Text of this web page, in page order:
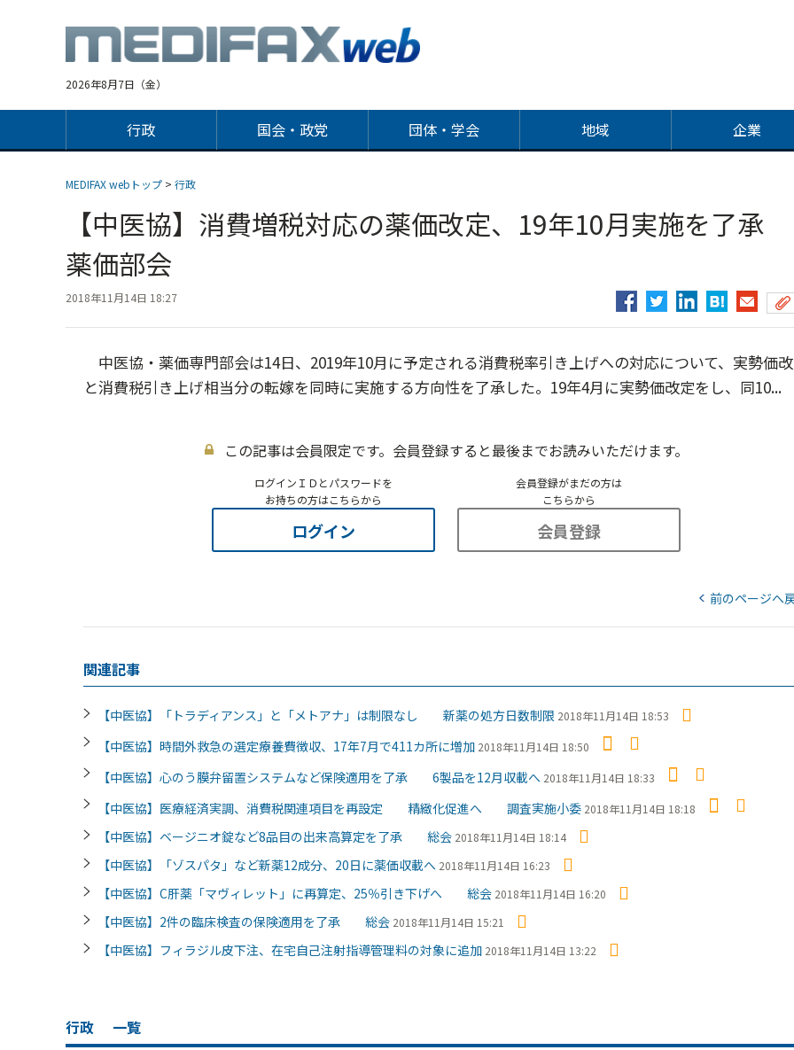
2026年8月7日（金）
行政 国会・政党 団体・学会 地域 企業
MEDIFAX webトップ > 行政
【中医協】消費増税対応の薬価改定、19年10月実施を
薬価部会
2018年11月14日 18:27
中医協・薬価専門部会は14日、2019年10月に予定される消費税率引き上げへの対応について、実勢価
と消費税引き上げ相当分の転嫁を同時に実施する方向性を了承した。19年4月に実勢価改定をし、同10...
この記事は会員限定です。会員登録すると最後までお読みいただけます。
ログインＩＤとパスワードを
お持ちの方はこちらから
ログイン
会員登録がまだの方は
こちらから
会員登録
前のページへ
関連記事
【中医協】「トラディアンス」と「メトアナ」は制限なし 新薬の処方日数制限 2018年11月14日 18:53
【中医協】時間外救急の選定療養費徴収、17年7月で411カ所に増加 2018年11月14日 18:50
【中医協】心のう膜弁留置システムなど保険適用を了承 6製品を12月収載へ 2018年11月14日 18:33
【中医協】医療経済実調、消費税関連項目を再設定 精緻化促進へ 調査実施小委 2018年11月14日 18:18
【中医協】ベージニオ錠など8品目の出来高算定を了承 総会 2018年11月14日 18:14
【中医協】「ゾスパタ」など新薬12成分、20日に薬価収載へ 2018年11月14日 16:23
【中医協】C肝薬「マヴィレット」に再算定、25％引き下げへ 総会 2018年11月14日 16:20
【中医協】2件の臨床検査の保険適用を了承 総会 2018年11月14日 15:21
【中医協】フィラジル皮下注、在宅自己注射指導管理料の対象に追加 2018年11月14日 13:22
行政 一覧